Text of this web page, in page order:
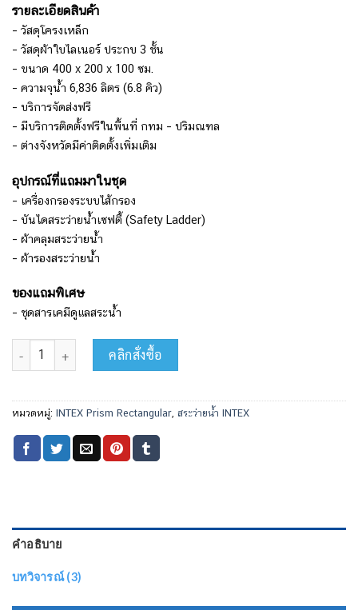
รายละเอียดสินค้า
– วัสดุโครงเหล็ก
– วัสดุผ้าใบไลเนอร์ ประกบ 3 ชั้น
– ขนาด 400 x 200 x 100 ซม.
– ความจุน้ำ 6,836 ลิตร (6.8 คิว)
– บริการจัดส่งฟรี
– มีบริการติดตั้งฟรีในพื้นที่ กทม – ปริมณฑล
– ต่างจังหวัดมีค่าติดตั้งเพิ่มเติม
อุปกรณ์ที่แถมมาในชุด
– เครื่องกรองระบบไส้กรอง
– บันไดสระว่ายน้ำเซฟตี้ (Safety Ladder)
– ผ้าคลุมสระว่ายน้ำ
– ผ้ารองสระว่ายน้ำ
ของแถมพิเศษ
– ชุดสารเคมีดูแลสระน้ำ
จำนวน สระว่ายน้ำ Intex 13 ฟุต รุ่น Prism Rectangular รหัส 26788 ชิ้น
คลิกสั่งซื้อ
หมวดหมู่: INTEX Prism Rectangular, สระว่ายน้ำ INTEX
คำอธิบาย
บทวิจารณ์ (3)